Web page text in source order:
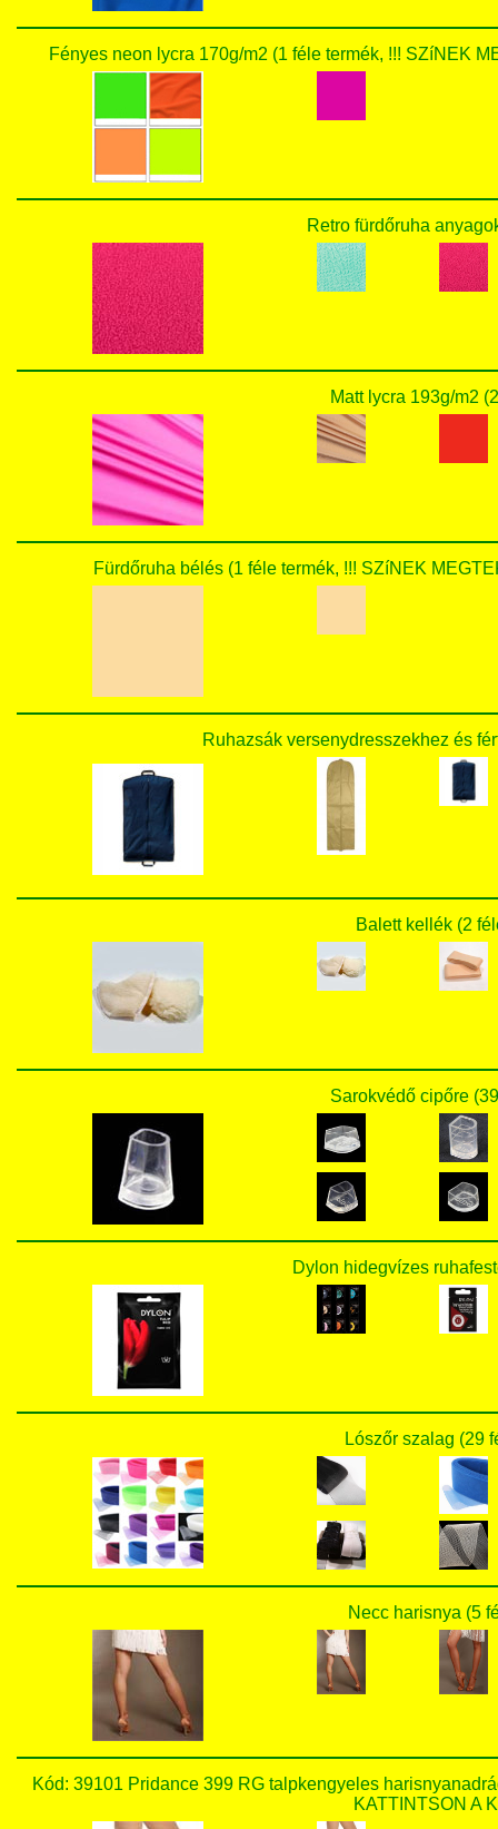
Fényes neon lycra 170g/m2 (1 féle termék, !!! SZíNEK
Retro fürdőruha
Matt lycra 193g/m2
Fürdőruha bélés (1 féle termék, !!! SZíNEK
Ruhazsák versenydresszekhez és
Balett kellék (2
Sarokvédő cipőre
Dylon hidegvízes
Lószőr szalag (29
Necc harisnya (5
Kód: 39101 Pridance 399 RG talpkengyeles
KATTINTSON A